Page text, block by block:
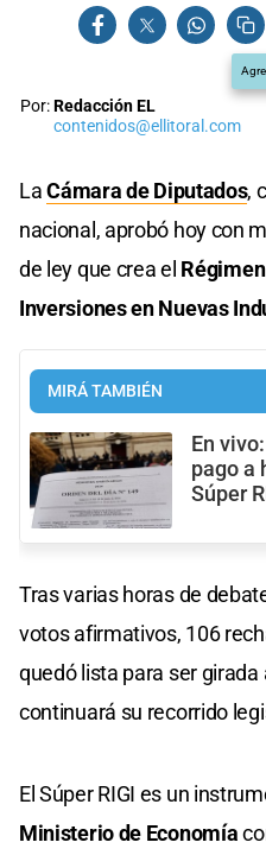
Por:Redacción EL
contenidos@ellitoral.com
LaCámara de Diputados,
nacional, aprobó hoy con
de ley que crea el
Inversiones en Nuevas
MIRÁ TAMBIÉN
En
pago a
Súper
Tras varias horas de
votos afirmativos, 106
quedó lista para ser girada
continuará su recorrido
El Súper RIGI es un
Ministerio de Economía